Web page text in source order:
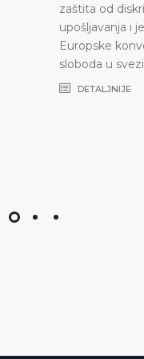
zaštita od
upošljavanja i
Europske
sloboda u
DETALJNIJE